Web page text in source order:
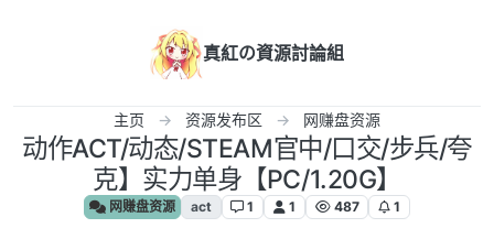
真紅の資源討論組
主页 资源发布区 网赚盘资源
动作ACT/动态/STEAM官中/口交/步兵/夸
克】实力单身【PC/1.20G】
网赚盘资源 act 1 1 487 1